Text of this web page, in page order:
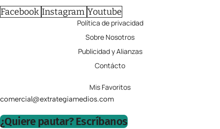
Facebook Instagram Youtube
Política de privacidad
Sobre Nosotros
Publicidad y Alianzas
Contácto
Mis Favoritos
comercial@extrategiamedios.com
¿Quiere pautar? Escríbanos